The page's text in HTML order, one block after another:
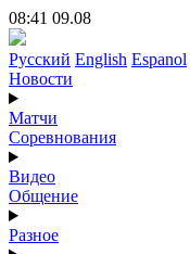
08:41 09.08
Русский English Espanol
Новости
Матчи
Соревнования
Видео
Общение
Разное